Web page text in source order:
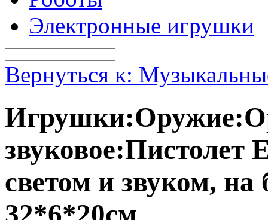
Электронные игрушки
Вернуться к:
звуковое:Пистолет
светом и звуком, на